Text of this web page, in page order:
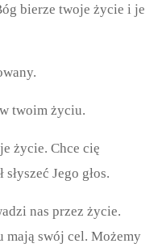
bierze twoje życie i je
twoim życiu.
życie. Chce cię
Jego głos.
nas przez życie.
mają swój cel. Możemy